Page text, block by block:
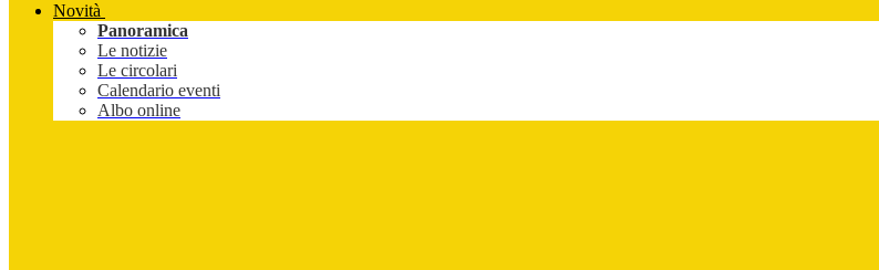
Novità
Panoramica
Le notizie
Le circolari
Calendario eventi
Albo online